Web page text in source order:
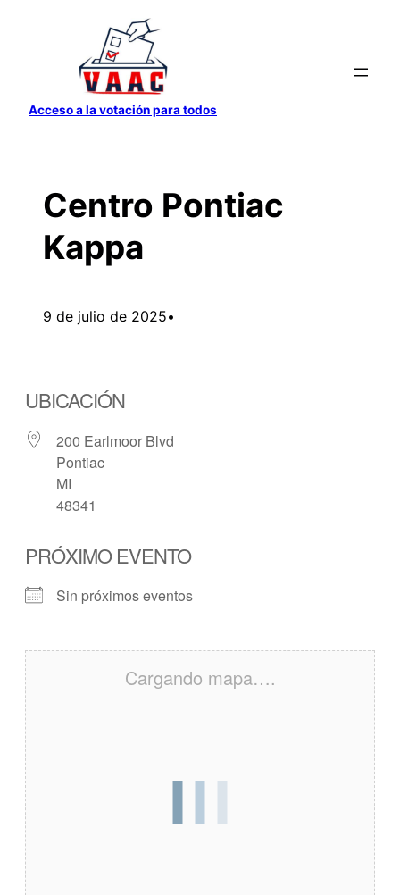
contenido
Acceso a la votación para todos
Centro Pontiac
Kappa
9 de julio de 2025•
UBICACIÓN
200 Earlmoor Blvd
Pontiac
MI
48341
PRÓXIMO EVENTO
Sin próximos eventos
Cargando mapa….